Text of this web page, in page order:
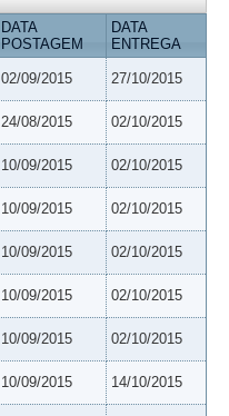
DATA
POSTAGEM
DATA
ENTREGA
02/09/2015 27/10/2015
24/08/2015 02/10/2015
10/09/2015 02/10/2015
10/09/2015 02/10/2015
10/09/2015 02/10/2015
10/09/2015 02/10/2015
10/09/2015 02/10/2015
10/09/2015 14/10/2015